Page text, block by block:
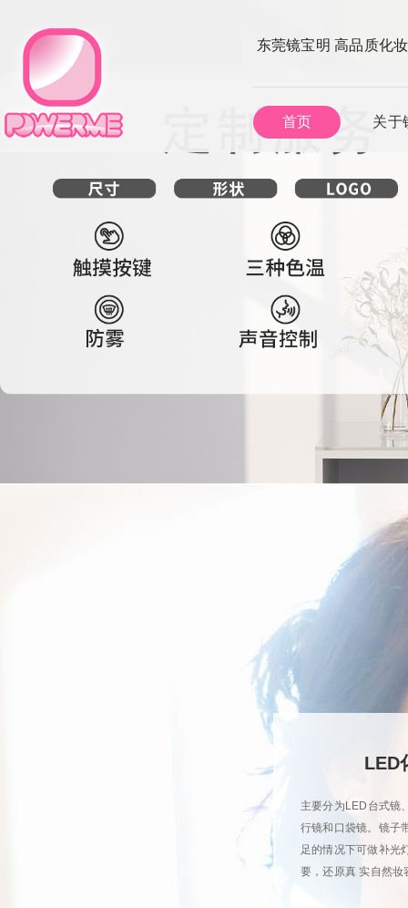
东莞镜宝明 高品质化
首页 关于
LED
主要分为LED台式镜
行镜和口袋镜。镜子
足的情况下可做补光
要，还原真 实自然妆